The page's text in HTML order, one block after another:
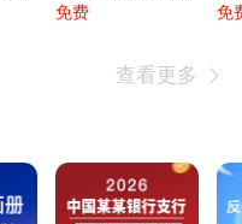
免费 免
查看更多 